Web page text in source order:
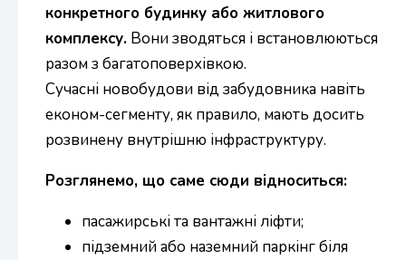
конкретного будинку або житлового
комплексу. Вони зводяться і встановлюються
разом з багатоповерхівкою.
Сучасні новобудови від забудовника навіть
економ-сегменту, як правило, мають досить
розвинену внутрішню інфраструктуру.
Розглянемо, що саме сюди відноситься:
пасажирські та вантажні ліфти;
підземний або наземний паркінг біля